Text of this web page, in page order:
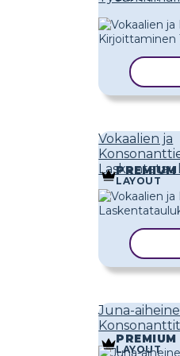
Vokaalien ja
PREMIUM
LAYOUT
Juna-
PREMIUM
LAYOUT